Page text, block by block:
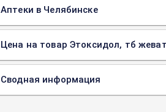
Аптеки в Челябинске
Цена на товар Этоксидол, тб
Сводная информация